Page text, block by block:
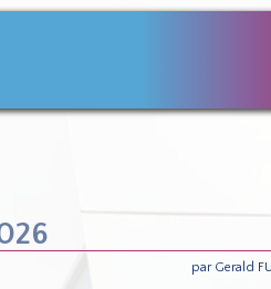
par Gerald